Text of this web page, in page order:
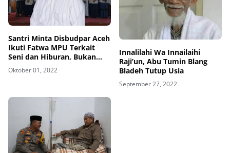
Santri Minta Disbudpar Aceh
Ikuti Fatwa MPU Terkait
Seni dan Hiburan, Bukan
Sebaliknya Meminta Fatwa
Ditinjau Ulang
Oktober 01, 2022
Innalilahi Wa Innailaihi
Raji’un, Abu Tumin Blang
Bladeh Tutup Usia
September 27, 2022